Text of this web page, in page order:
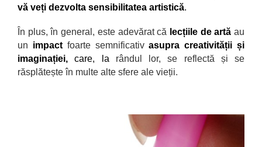
vă veți dezvolta sensibilitatea artistică.
În plus, în general, este adevărat că lecțiile de artăau
un impact foarte semnificativasupra creativității și
imaginației,care, la rândul lor, se reflectă și se
răsplătește în multe alte sfere ale vieții.